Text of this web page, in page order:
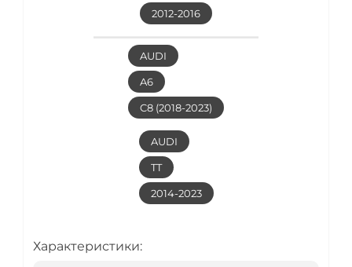
2012-2016
AUDI
A6
C8 (2018-2023)
AUDI
TT
2014-2023
Характеристики: